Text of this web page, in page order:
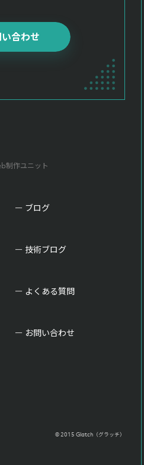
合わせ
制作ユニット
ブログ
技術ブログ
よくある質問
お問い合わせ
© 2015 Glatch（グラッチ）